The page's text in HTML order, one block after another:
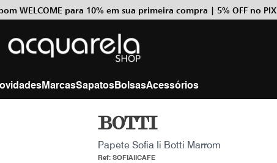
WELCOME para 10% em sua primeira compra | 5% OFF no PIX
MarcasSapatosBolsasAcessórios
BOTTI
Papete Sofia Ii Botti Marrom
Ref: SOFIAIICAFE